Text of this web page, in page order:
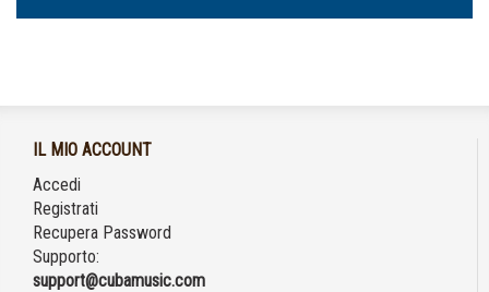
IL MIO ACCOUNT
Accedi
Registrati
Recupera Password
Supporto:
support@cubamusic.com